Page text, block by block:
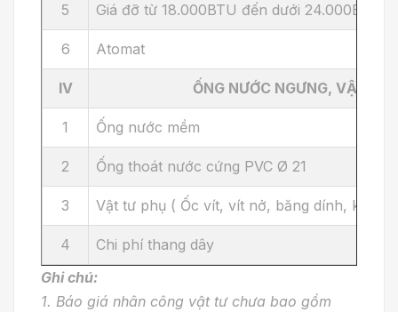
5 Giá đỡ từ 18.000BTU đến dưới 24.000BTU
6 Atomat
IV ỐNG NƯỚC NGƯNG, VẬT TƯ
1 Ống nước mềm
2 Ống thoát nước cứng PVC Ø 21
3 Vật tư phụ ( Ốc vít, vít nở, băng dính, keo...)
4
Chi phí thang dây
Ghi chú:
1. Báo giá nhân công vật tư chưa bao gồm